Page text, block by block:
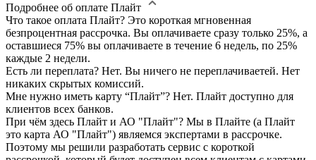
Подробнее об оплате Плайт
Что такое оплата Плайт? Это короткая мгновенная
безпроцентная рассрочка. Вы оплачиваете сразу только 25%, а
оставшиеся 75% вы оплачиваете в течение 6 недель, по 25%
каждые 2 недели.
Есть ли переплата? Нет. Вы ничего не переплачиваетей. Нет
никаких скрытых комиссий.
Мне нужно иметь карту “Плайт”? Нет. Плайт доступно для
клиентов всех банков.
При чём здесь Плайт и АО "Плайт"? Мы в Плайте (а Плайт
это карта АО "Плайт") являемся экспертами в рассрочке.
Поэтому мы решили разработать сервис с короткой